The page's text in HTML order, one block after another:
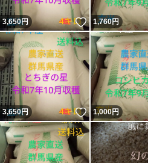
3,650円 いいね！
1,760円
3,650円 いいね！
1,000円